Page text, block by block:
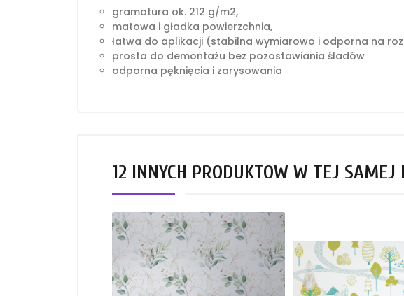
gramatura ok. 212 g/m2,
matowa i gładka powierzchnia,
łatwa do aplikacji (stabilna wymiarowo i odporna na
prosta do demontażu bez pozostawiania śladów
odporna pęknięcia i zarysowania
12 INNYCH PRODUKTÓW W TEJ SAMEJ